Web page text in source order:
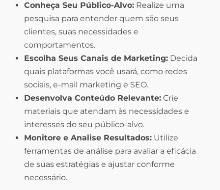
Conheça Seu Público-Alvo: Realize uma
pesquisa para entender quem são seus
clientes, suas necessidades e
comportamentos.
Escolha Seus Canais de Marketing: Decida
quais plataformas você usará, como redes
sociais, e-mail marketing e SEO.
Desenvolva Conteúdo Relevante: Crie
materiais que atendam às necessidades e
interesses do seu público-alvo.
Monitore e Analise Resultados: Utilize
ferramentas de análise para avaliar a eficácia
de suas estratégias e ajustar conforme
necessário.